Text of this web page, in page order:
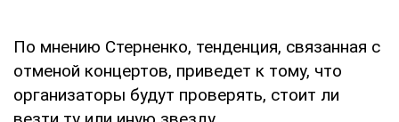
По мнению Стерненко, тенденция, связанная с
отменой концертов, приведет к тому, что
организаторы будут проверять, стоит ли